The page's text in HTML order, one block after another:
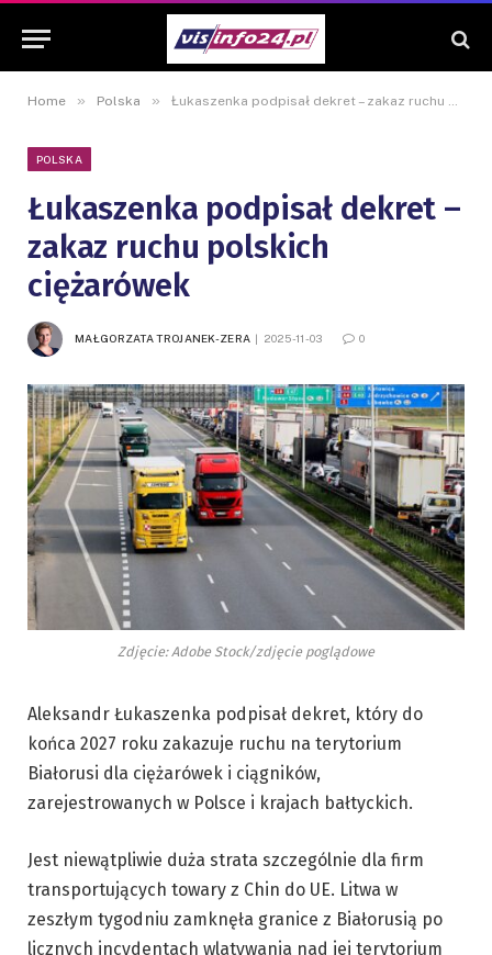
Home » Polska » Łukaszenka podpisał dekret – zakaz ruchu polskich ciężarówek
POLSKA
Łukaszenka podpisał dekret –
zakaz ruchu polskich
ciężarówek
MAŁGORZATA TROJANEK-ZERA 2025-11-03 0
Zdjęcie: Adobe Stock/zdjęcie poglądowe
Aleksandr Łukaszenka podpisał dekret, który do
końca 2027 roku zakazuje ruchu na terytorium
Białorusi dla ciężarówek i ciągników,
zarejestrowanych w Polsce i krajach bałtyckich.
Jest niewątpliwie duża strata szczególnie dla firm
transportujących towary z Chin do UE. Litwa w
zeszłym tygodniu zamknęła granice z Białorusią po
licznych incydentach wlatywania nad jej terytorium